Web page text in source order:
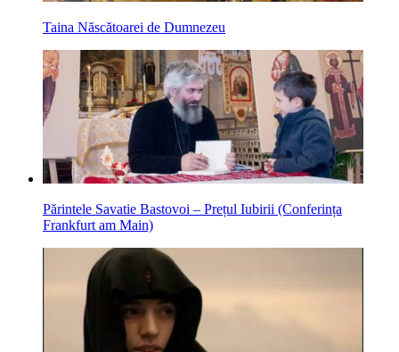
Tai­na Născătoarei de Dumnezeu
Părintele Savatie Bastovoi – Prețul Iubirii (Conferința
Frankfurt am Main)